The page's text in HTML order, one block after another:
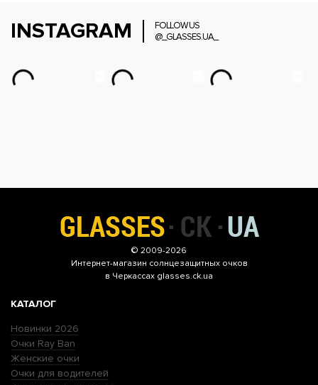
INSTAGRAM
FOLLOW US
@_GLASSES.UA_
© 2009-2026
Интернет-магазин солнцезащитных очков
в Черкассах glasses.ck.ua
КАТАЛОГ
Новинки 2026
Очки Ray Ban
Женские очки
Очки для водителей